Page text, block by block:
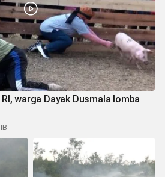
warga Dayak Dusmala lomba